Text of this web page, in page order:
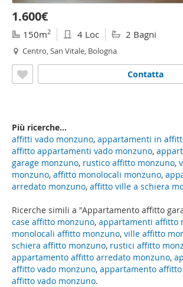
Ricerche simili a "Appartamento affitto
case affitto monzuno, appartamenti affitto
monolocali affitto monzuno, ville affitto
schiera affitto monzuno, rustici affitto
appartamento affitto arredato monzuno,
affitto vado monzuno, appartamento
affitto vado monzuno.
1.600€
150m2 4 Loc 2 Bagni
Centro, San Vitale, Bologna
Contatta
Più ricerche...
affitti vado monzuno, appartamenti in
affitto appartamenti vado monzuno,
garage monzuno, rustico affitto monzuno,
monzuno, affitto monolocali monzuno,
arredato monzuno, affitto ville a schiera